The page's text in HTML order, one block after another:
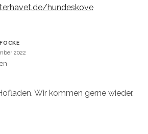
hundeskove
2022
Wir kommen gerne wieder.